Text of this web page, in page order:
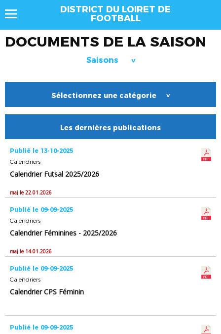
DISTRICT DU LOIRET DE
FOOTBALL
DOCUMENTS DE LA SAISON
Saisons >
Sélectionnez une catégorie >
Les dernières publications
Publié le 13-10-2025
Calendriers
Calendrier Futsal 2025/2026
maj le 22.01.2026
Publié le 09-09-2025
Calendriers
Calendrier Féminines - 2025/2026
maj le 14.01.2026
Publié le 09-09-2025
Calendriers
Calendrier CPS Féminin
Publié le 09-09-2025